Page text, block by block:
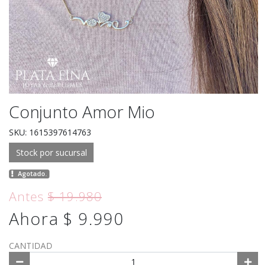
Conjunto Amor Mio
SKU: 1615397614763
Stock por sucursal
Agotado.
Antes$ 19.980
Ahora $ 9.990
CANTIDAD